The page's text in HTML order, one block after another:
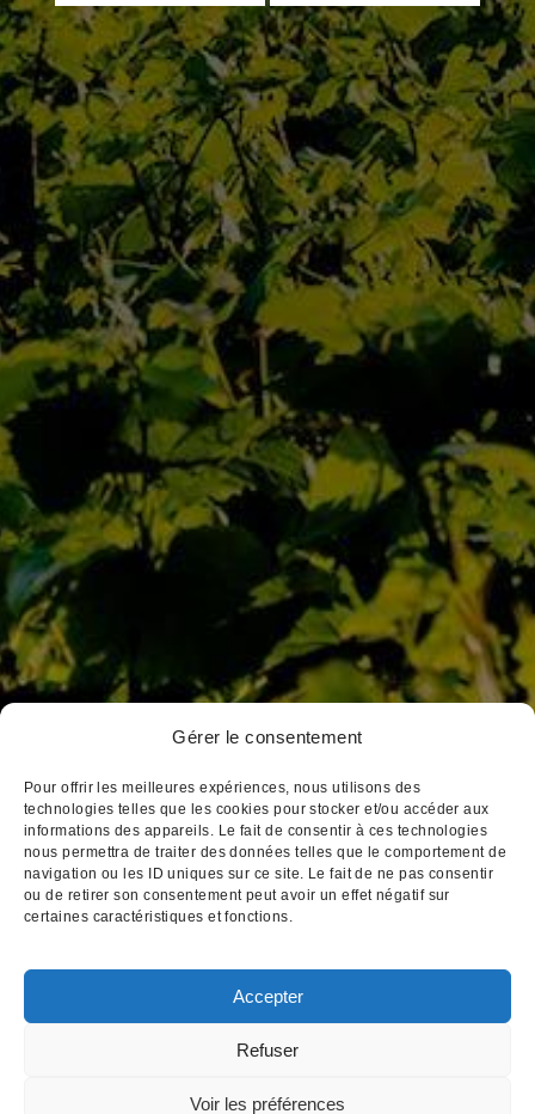
Gérer le consentement
Pour offrir les meilleures expériences, nous utilisons des
technologies telles que les cookies pour stocker et/ou accéder aux
informations des appareils. Le fait de consentir à ces technologies
nous permettra de traiter des données telles que le comportement de
navigation ou les ID uniques sur ce site. Le fait de ne pas consentir
ou de retirer son consentement peut avoir un effet négatif sur
certaines caractéristiques et fonctions.
Accepter
Refuser
Voir les préférences
Pour visiter notre site web, vous devez avoir l'âge légal pour acheter et
Accueil
Qui Sommes Nous
L’Équipe
Contact
Actualités
Nos Maisons
Nos Domaines
D’Autrefois
Jaffelin
Pierre Ponnelle
Louis Violland
Louis Chavy
Dufouleur Père & Fils
3, place Notre Dame
Tél : 03 80 26 33 00
Fax : 03 80 24 14 84
Email : cva@cva-beaune.fr
consommez avec modération